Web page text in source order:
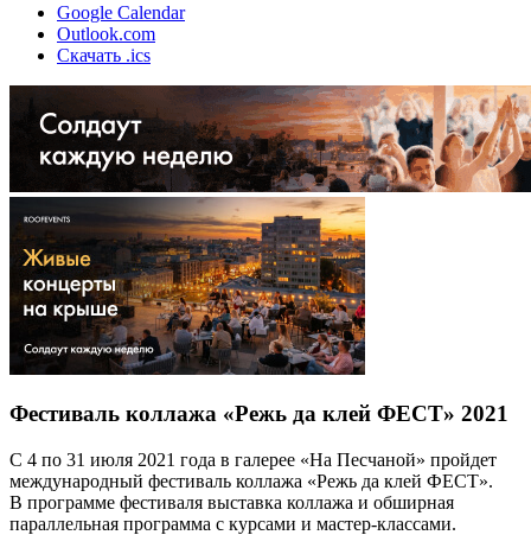
Google Calendar
Outlook.com
Скачать .ics
Фестиваль коллажа «Режь да клей ФЕСТ» 2021
С 4 по 31 июля 2021 года в галерее «На Песчаной» пройдет
международный фестиваль коллажа «Режь да клей ФЕСТ».
В программе фестиваля выставка коллажа и обширная
параллельная программа с курсами и мастер-классами.